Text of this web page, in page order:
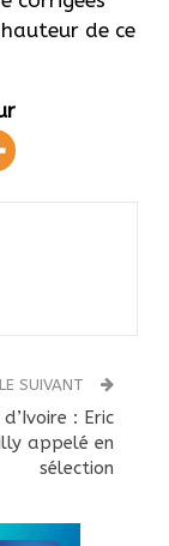
de ce
SUIVANT
: Eric
appelé en
sélection